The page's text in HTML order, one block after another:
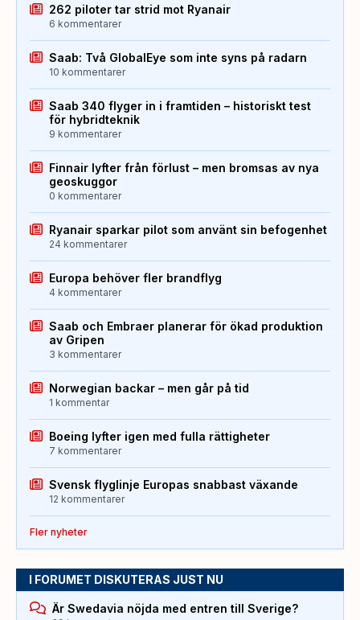
262 piloter tar strid mot Ryanair
6 kommentarer
Saab: Två GlobalEye som inte syns på radarn
10 kommentarer
Saab 340 flyger in i framtiden – historiskt test
för hybridteknik
9 kommentarer
Finnair lyfter från förlust – men bromsas av nya
geoskuggor
0 kommentarer
Ryanair sparkar pilot som använt sin befogenhet
24 kommentarer
Europa behöver fler brandflyg
4 kommentarer
Saab och Embraer planerar för ökad produktion
av Gripen
3 kommentarer
Norwegian backar – men går på tid
1 kommentar
Boeing lyfter igen med fulla rättigheter
7 kommentarer
Svensk flyglinje Europas snabbast växande
12 kommentarer
Fler nyheter
I FORUMET DISKUTERAS JUST NU
Är Swedavia nöjda med entren till Sverige?